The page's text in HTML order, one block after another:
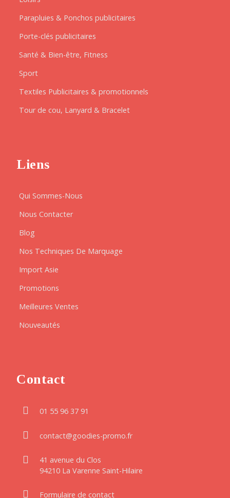
Parapluies & Ponchos publicitaires
Porte-clés publicitaires
Santé & Bien-être, Fitness
Sport
Textiles Publicitaires & promotionnels
Tour de cou, Lanyard & Bracelet
Liens
Qui Sommes-Nous
Nous Contacter
Blog
Nos Techniques De Marquage
Import Asie
Promotions
Meilleures Ventes
Nouveautés
Contact
01 55 96 37 91
contact@goodies-promo.fr
41 avenue du Clos
94210 La Varenne Saint-Hilaire
Formulaire de contact